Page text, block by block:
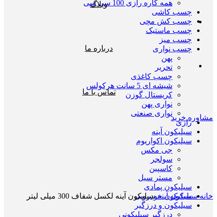
همه کاره رازی 100 سی سی
چسب کاشی
چسب کش مچی
چسب ماستیک
چسب میز
چسب نواری
پهن
تحریر
چسب کاغذی
شیشه ای 5 سانت هرکولس
کریستال گوزن
نواری پهن
نواری صنعتی
رازی
سیلیکون آینه
سیلیکون اکواریوم
جی مکس
سولجر
کاسپین
مستر سیل
سیلیکون پمادی
سیلیکون خودرویی
سیلیکون و درزگیر
درزگیر سیلیکونی
وبلاگ
درباره ما
تماس با ما
مشاوره خرید
بزرگنمایی تصویر
خانهسیلیکون آینهسیلیکون آینه لکسل شفاف 300 میلی لیتر